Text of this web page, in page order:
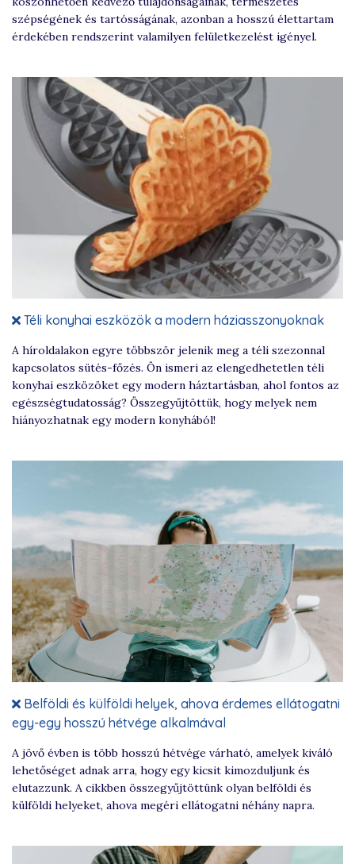
szépségének és tartósságának, azonban a hosszú élettartam
érdekében rendszerint valamilyen felületkezelést igényel.
Téli konyhai eszközök a modern háziasszonyoknak
A híroldalakon egyre többször jelenik meg a téli szezonnal
kapcsolatos sütés-főzés. Ön ismeri az elengedhetetlen téli
konyhai eszközöket egy modern háztartásban, ahol fontos az
egészségtudatosság? Összegyűjtöttük, hogy melyek nem
hiányozhatnak egy modern konyhából!
Belföldi és külföldi helyek, ahova érdemes ellátogatni
egy-egy hosszú hétvége alkalmával
A jövő évben is több hosszú hétvége várható, amelyek kiváló
lehetőséget adnak arra, hogy egy kicsit kimozduljunk és
elutazzunk. A cikkben összegyűjtöttünk olyan belföldi és
külföldi helyeket, ahova megéri ellátogatni néhány napra.